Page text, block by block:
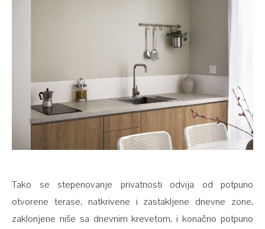
Tako se stepenovanje privatnosti odvija od potpuno
otvorene terase, natkrivene i zastakljene dnevne zone,
zaklonjene niše sa dnevnim krevetom, i konačno potpuno